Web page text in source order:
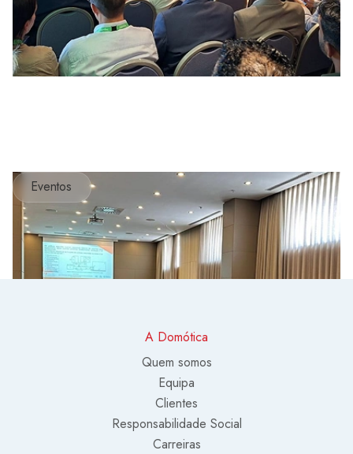
Eventos
A Domótica
Quem somos
Equipa
Clientes
Responsabilidade Social
Carreiras